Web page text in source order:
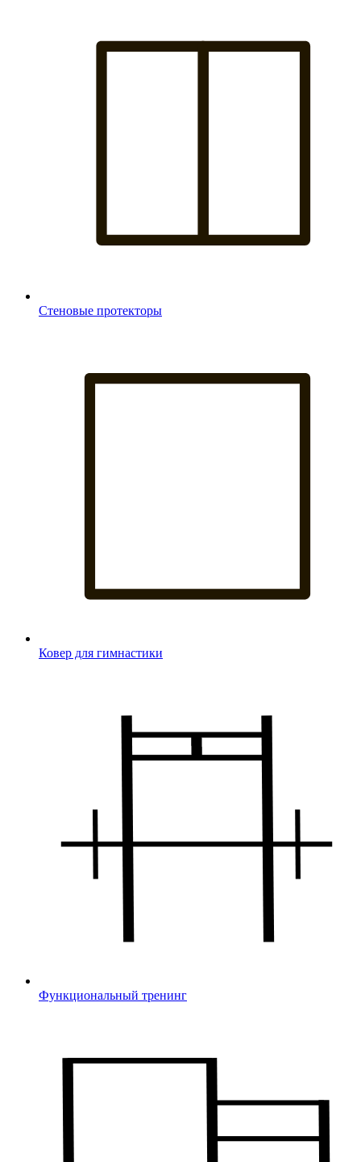
Стеновые протекторы
Ковер для гимнастики
Функциональный тренинг